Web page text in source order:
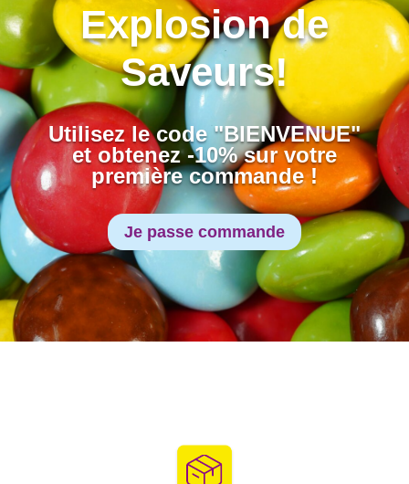
Explosion de
Saveurs!
Utilisez le code "BIENVENUE"
et obtenez -10% sur votre
première commande !
Je passe commande